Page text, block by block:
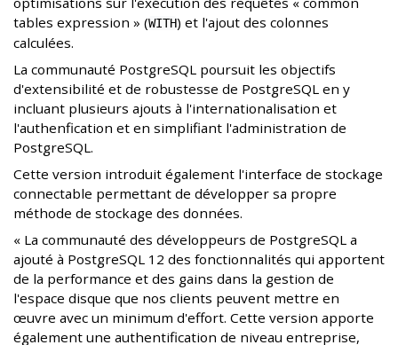
tables expression » (WITH) et l'ajout des colonnes
calculées.
La communauté PostgreSQL poursuit les objectifs
d'extensibilité et de robustesse de PostgreSQL en y
incluant plusieurs ajouts à l'internationalisation et
l'authenfication et en simplifiant l'administration de
PostgreSQL.
Cette version introduit également l'interface de stockage
connectable permettant de développer sa propre
méthode de stockage des données.
« La communauté des développeurs de PostgreSQL a
ajouté à PostgreSQL 12 des fonctionnalités qui apportent
de la performance et des gains dans la gestion de
l'espace disque que nos clients peuvent mettre en
œuvre avec un minimum d'effort. Cette version apporte
également une authentification de niveau entreprise,